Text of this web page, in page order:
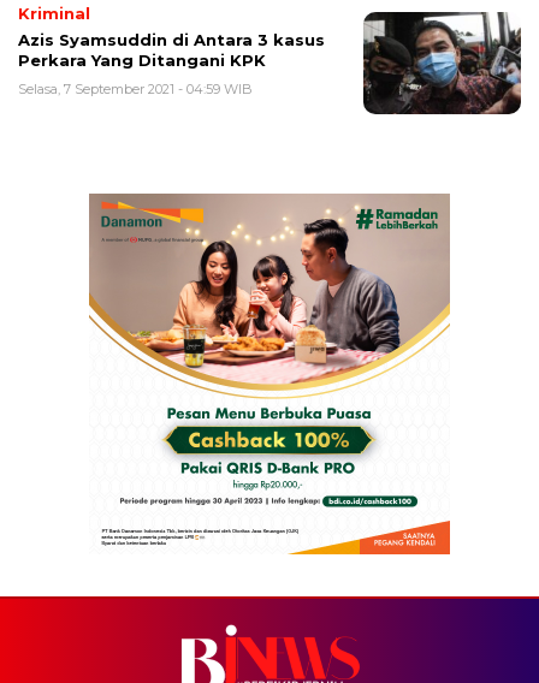
Kriminal
Azis Syamsuddin di Antara 3 kasus
Perkara Yang Ditangani KPK
Selasa, 7 September 2021 - 04:59 WIB